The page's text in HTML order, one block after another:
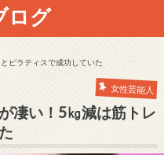
ログ
ピラティスで成功していた
女性芸能人
凄い！5㎏減は筋トレ